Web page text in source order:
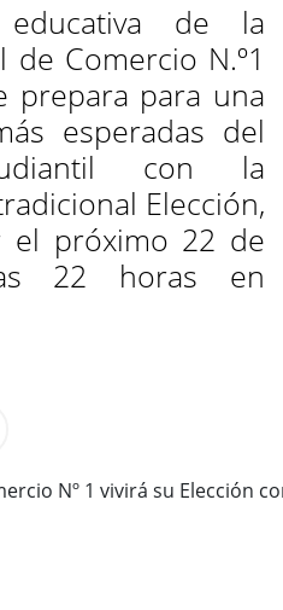
de la
de Comercio N.º1
prepara para una
esperadas del
con la
Elección,
el próximo 22 de
22 horas en